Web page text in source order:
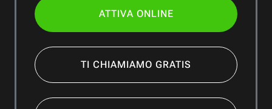
ATTIVA ONLINE
TI CHIAMIAMO GRATIS